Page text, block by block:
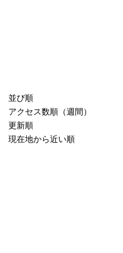
並び順
アクセス数順（週間）
更新順
現在地から近い順